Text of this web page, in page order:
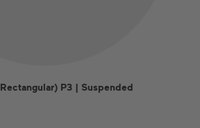
P3 | Suspended